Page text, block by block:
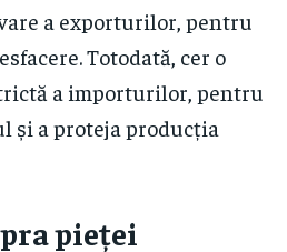
a exporturilor, pentru
Totodată, cer o
a importurilor, pentru
și a proteja producția
pieței